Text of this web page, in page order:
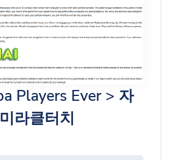
Players Ever > 자
라클터치